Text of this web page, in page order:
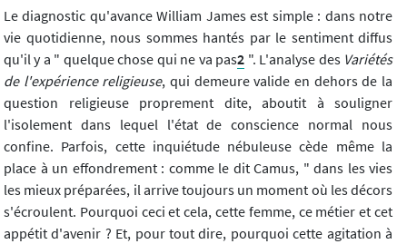
Le diagnostic qu'avance William James est simple : dans notre
vie quotidienne, nous sommes hantés par le sentiment diffus
qu'il y a " quelque chose qui ne va pas2 ". L'analyse desVariétés
de l'expérience religieuse, qui demeure valide en dehors de la
question religieuse proprement dite, aboutit à souligner
l'isolement dans lequel l'état de conscience normal nous
confine. Parfois, cette inquiétude nébuleuse cède même la
place à un effondrement : comme le dit Camus, " dans les vies
les mieux préparées, il arrive toujours un moment où les décors
s'écroulent. Pourquoi ceci et cela, cette femme, ce métier et cet
appétit d'avenir ? Et, pour tout dire, pourquoi cette agitation à